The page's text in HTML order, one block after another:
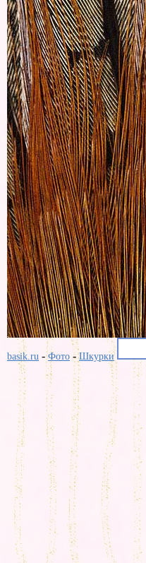
basik.ru -Фото -Шкурки